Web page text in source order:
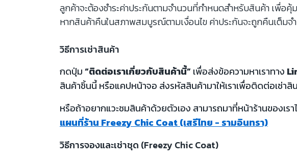
ลูกค้าจะต้องชำระค่าประกันตามจำนวนที่กำหนดสำหรับสินค้า เพื่อ
หากสินค้าคืนในสภาพสมบูรณ์ตามเงื่อนไข ค่าประกันจะถูกคืนเต็มจ
วิธีการเช่าสินค้า
กดปุ่ม“ติดต่อเราเกี่ยวกับสินค้านี้”เพื่อส่งข้อความหาเราทาง
สินค้าชิ้นนี้ หรือแคปหน้าจอ ส่งรหัสสินค้ามาให้เราเพื่อติดต่อเช่าสิ
หรือถ้าอยากแวะชมสินค้าด้วยตัวเอง สามารถมาที่หน้าร้านของเรา
แผนที่ร้าน Freezy Chic Coat (เสรีไทย - รามอินทรา)
วิธีการจองและเช่าชุด (Freezy Chic Coat)